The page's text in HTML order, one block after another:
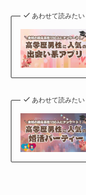
あわせて読みたい
あわせて読みたい